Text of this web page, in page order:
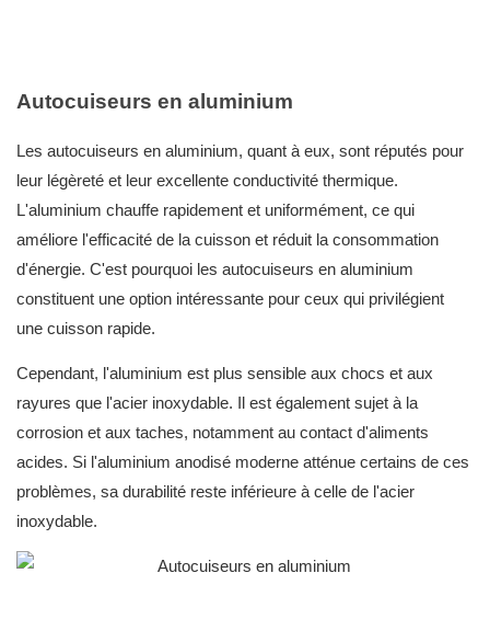
Autocuiseurs en aluminium
Les autocuiseurs en aluminium, quant à eux, sont réputés pour
leur légèreté et leur excellente conductivité thermique.
L'aluminium chauffe rapidement et uniformément, ce qui
améliore l'efficacité de la cuisson et réduit la consommation
d'énergie. C'est pourquoi les autocuiseurs en aluminium
constituent une option intéressante pour ceux qui privilégient
une cuisson rapide.
Cependant, l'aluminium est plus sensible aux chocs et aux
rayures que l'acier inoxydable. Il est également sujet à la
corrosion et aux taches, notamment au contact d'aliments
acides. Si l'aluminium anodisé moderne atténue certains de ces
problèmes, sa durabilité reste inférieure à celle de l'acier
inoxydable.